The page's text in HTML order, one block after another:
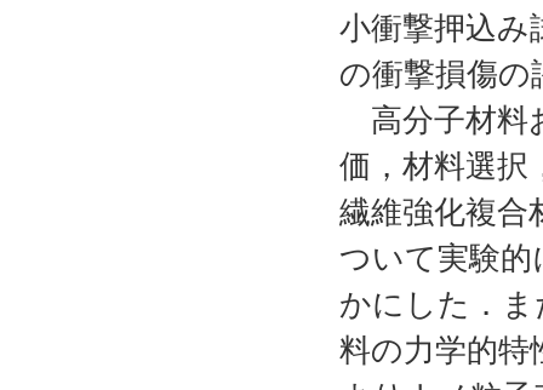
小衝撃押込み
の衝撃損傷
高分子材料
価，材料選択
繊維強化複合
ついて実験的
かにした．
料の力学的特